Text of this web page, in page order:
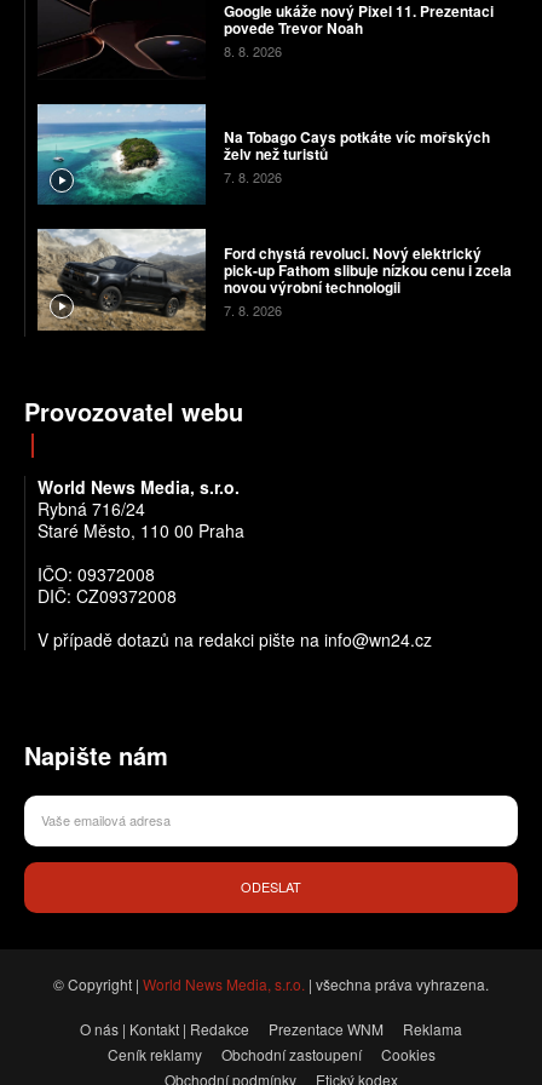
Google ukáže nový Pixel 11. Prezentaci
povede Trevor Noah
8. 8. 2026
Na Tobago Cays potkáte víc mořských
želv než turistů
7. 8. 2026
Ford chystá revoluci. Nový elektrický
pick-up Fathom slibuje nízkou cenu i zcela
novou výrobní technologii
7. 8. 2026
Provozovatel webu
World News Media, s.r.o.
Rybná 716/24
Staré Město, 110 00 Praha
IČO: 09372008
DIČ: CZ09372008
V případě dotazů na redakci pište na info@wn24.cz
Napište nám
ODESLAT
© Copyright | World News Media, s.r.o. | všechna práva vyhrazena.
O nás | Kontakt | Redakce Prezentace WNM
Reklama
Ceník reklamy
Obchodní zastoupení
Cookies
Obchodní podmínky
Etický kodex